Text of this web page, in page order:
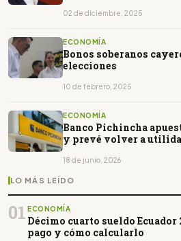
02 de diciembre, 2025
ECONOMÍA
Bonos soberanos
elecciones
10 de febrero, 2025
ECONOMÍA
Banco Pichincha
y prevé volver a
18 de junio, 2026
LO MÁS LEÍDO
01 ECONOMÍA
Décimo cuarto sueldo Ecuador
pago y cómo calcularlo